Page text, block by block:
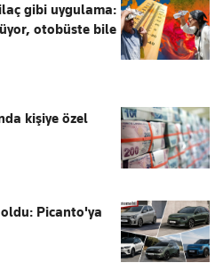
gibi uygulama:
otobüste bile
kişiye özel
Picanto'ya